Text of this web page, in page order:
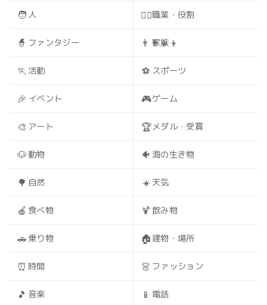
🧑 人 🧑‍⚕️職業・役割
🧙 ファンタジー 👨‍👩‍👧‍👦
家族
🏃 活動 ⚽ スポーツ
🎉 イベント 🎮ゲーム
🎨 アート 🏆メダル・受賞
🐶 動物 🐠 海の生き物
🌳 自然 ☀️ 天気
🍎 食べ物 🍹 飲み物
🚗 乗り物 🏠 建物・場所
⏰ 時間 👗 ファッション
🎵 音楽 📱 電話